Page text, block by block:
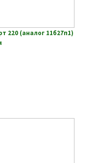
220 (аналог 11б27п1)